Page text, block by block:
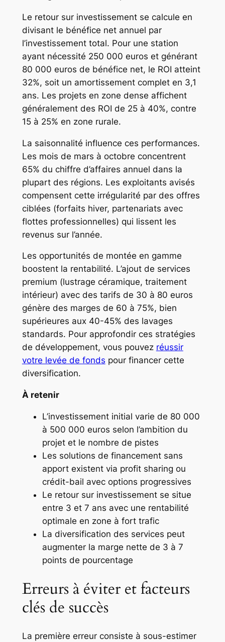
Le retour sur investissement se calcule en
divisant le bénéfice net annuel par
l’investissement total. Pour une station
ayant nécessité 250 000 euros et générant
80 000 euros de bénéfice net, le ROI atteint
32%, soit un amortissement complet en 3,1
ans. Les projets en zone dense affichent
généralement des ROI de 25 à 40%, contre
15 à 25% en zone rurale.
La saisonnalité influence ces performances.
Les mois de mars à octobre concentrent
65% du chiffre d’affaires annuel dans la
plupart des régions. Les exploitants avisés
compensent cette irrégularité par des offres
ciblées (forfaits hiver, partenariats avec
flottes professionnelles) qui lissent les
revenus sur l’année.
Les opportunités de montée en gamme
boostent la rentabilité. L’ajout de services
premium (lustrage céramique, traitement
intérieur) avec des tarifs de 30 à 80 euros
génère des marges de 60 à 75%, bien
supérieures aux 40-45% des lavages
standards. Pour approfondir ces stratégies
de développement, vous pouvez réussir
votre levée de fonds pour financer cette
diversification.
À retenir
L’investissement initial varie de 80 000
à 500 000 euros selon l’ambition du
projet et le nombre de pistes
Les solutions de financement sans
apport existent via profit sharing ou
crédit-bail avec options progressives
Le retour sur investissement se situe
entre 3 et 7 ans avec une rentabilité
optimale en zone à fort trafic
La diversification des services peut
augmenter la marge nette de 3 à 7
points de pourcentage
Erreurs à éviter et facteurs
clés de succès
La première erreur consiste à sous-estimer